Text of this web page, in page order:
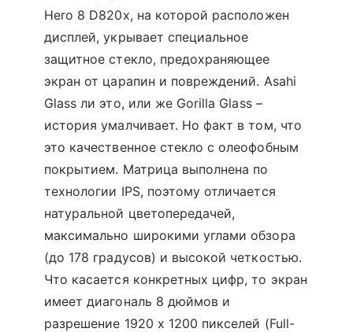
Hero 8 D820x, на которой расположен
дисплей, укрывает специальное
защитное стекло, предохраняющее
экран от царапин и повреждений. Asahi
Glass ли это, или же Gorilla Glass –
история умалчивает. Но факт в том, что
это качественное стекло с олеофобным
покрытием. Матрица выполнена по
технологии IPS, поэтому отличается
натуральной цветопередачей,
максимально широкими углами обзора
(до 178 градусов) и высокой четкостью.
Что касается конкретных цифр, то экран
имеет диагональ 8 дюймов и
разрешение 1920 х 1200 пикселей (Full-